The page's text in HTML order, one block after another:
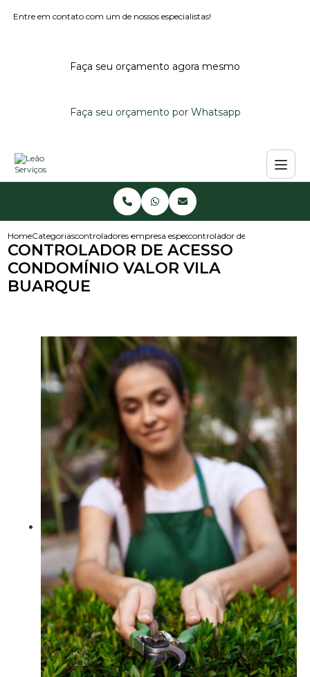
Entre em contato com um de nossos especialistas!
Faça seu orçamento agora mesmo
Faça seu orçamento por Whatsapp
HomeCategoriascontroladores de acessoempresa especialista em controlador de
controlador de acesso
CONTROLADOR DE ACESSO
CONDOMÍNIO VALOR VILA
BUARQUE